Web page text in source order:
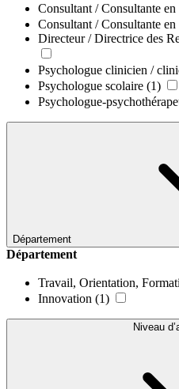
Consultant / Consultante
Consultant / Consultante
Directeur / Directrice des
Psychologue clinicien /
Psychologue scolaire (1)
Psychologue-
Département
Département
Travail, Orientation,
Innovation (1)
Niveau